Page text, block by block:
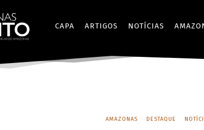
CAPA ARTIGOS NOTÍCIAS
AMAZONAS DESTAQUE